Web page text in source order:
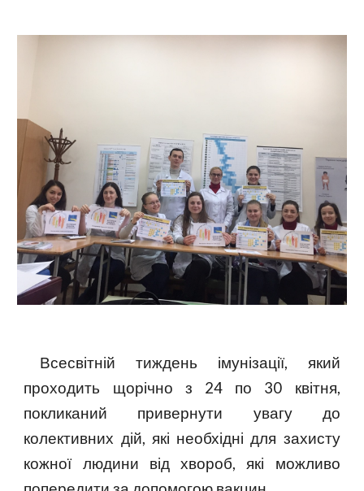
Всесвітній тиждень імунізації, який
проходить щорічно з 24 по 30 квітня,
покликаний привернути увагу до
колективних дій, які необхідні для захисту
кожної людини від хвороб, які можливо